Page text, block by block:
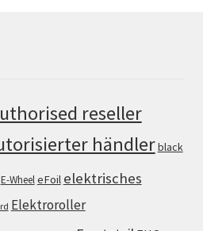
reseller
händlerblack
E-WheeleFoil elektrisches
Elektroroller